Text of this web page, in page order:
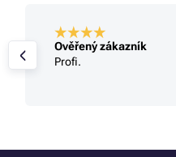
Ověřený zákazník
Profi.